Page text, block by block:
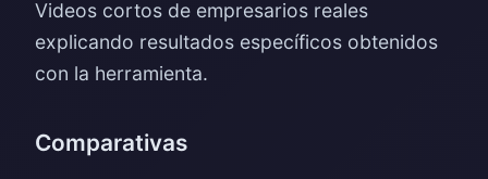
Videos cortos de empresarios reales
explicando resultados específicos obtenidos
con la herramienta.
Comparativas